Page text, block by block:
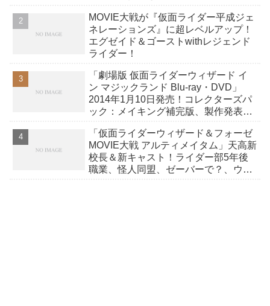
MOVIE大戦が『仮面ライダー平成ジェ
ネレーションズ』に超レベルアップ！
エグゼイド＆ゴーストwithレジェンド
ライダー！
「劇場版 仮面ライダーウィザード イ
ン マジックランド Blu-ray・DVD」
2014年1月10日発売！コレクターズパ
ック：メイキング補完版、製作発表、
「仮面ライダーウィザード＆フォーゼ
MOVIE大戦 アルティメイタム」天高新
校長＆新キャスト！ライダー部5年後
職業、怪人同盟、ゼーバーで？、ウィ